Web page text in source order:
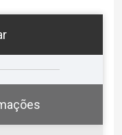
horário para
você?